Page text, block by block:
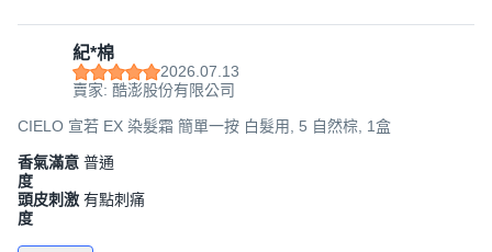
紀*棉
2026.07.13
賣家: 酷澎股份有限公司
CIELO 宣若 EX 染髮霜 簡單一按 白髮用, 5 自然棕, 1盒
香氣滿意
度
普通
頭皮刺激
度
有點刺痛